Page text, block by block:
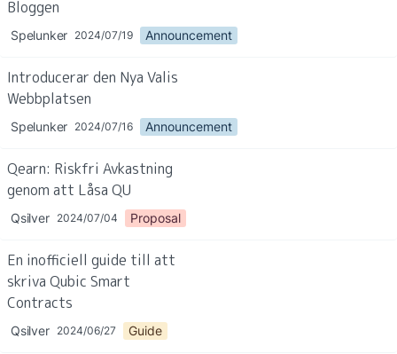
Bloggen
Spelunker 2024/07/19 Announcement
Introducerar den Nya Valis
Webbplatsen
Spelunker 2024/07/16 Announcement
Qearn: Riskfri Avkastning
genom att Låsa QU
Qsilver 2024/07/04 Proposal
En inofficiell guide till att
skriva Qubic Smart
Contracts
Qsilver 2024/06/27 Guide